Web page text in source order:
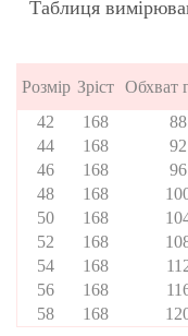
Таблиця
Розмір Зріст Обхват
42
168 88
44
168 92
46
168 96
48
168
50
168
52
168
54
168
56
168
58
168